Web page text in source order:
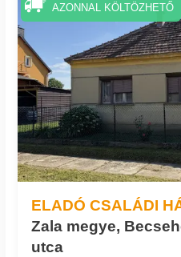
ELADÓ CSALÁDI
Zala megye,
utca
AZONNAL KÖLTÖZHETŐ